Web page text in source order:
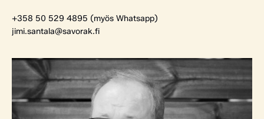
+358 50 529 4895 (myös Whatsapp)
jimi.santala@savorak.fi